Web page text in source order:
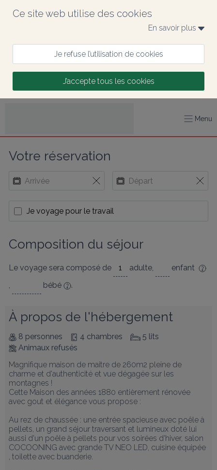
Ce site web utilise des cookies
En savoir plus
Je refuse l’utilisation de cookies
J’accepte tous les cookies
Menu
Votre réservation
Je voyage pour le travail
Composition du séjour
Le voyage sera composé de adulte,
enfant
,
bébé .
À propos de l'hébergement
8 personnes 4 chambres
5 lits
Animaux refusés
Magnifique maison de maitre de 260m2 pleine de
charme et d'authenticité et vue dégagée sur les
montagnes !
Cette Maison des années 1880 entièrement rénovée
avec gout et élégance vous propose :
Au rez de chaussée : une entrée spacieuse avec poêle à
pellets, un grand séjour traversant et lumineux doté lui
aussi d'un poêle à pellets pour vos soirées d'hiver, salon
COCOONING avec grande TV NEO LED, cuisine équipée
, toilette avec buanderie.